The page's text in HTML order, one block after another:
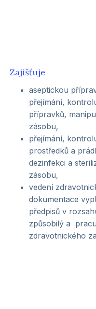
Zajišťuje
aseptickou
přejímání,
přípravků,
zásobu,
přejímání,
prostředků a
dezinfekci a
zásobu,
vedení
dokumentace
předpisů v
způsobilý a
zdravotnického